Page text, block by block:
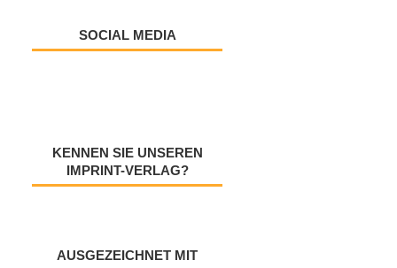
SOCIAL MEDIA
KENNEN SIE UNSEREN
IMPRINT-VERLAG?
AUSGEZEICHNET MIT